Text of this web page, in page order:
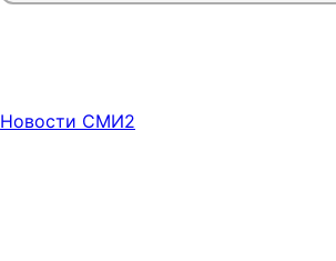
Новости СМИ2